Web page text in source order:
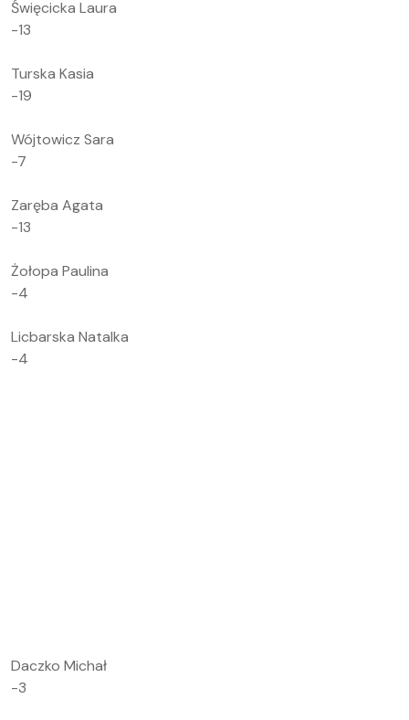
Święcicka Laura
-13
Turska Kasia
-19
Wójtowicz Sara
-7
Zaręba Agata
-13
Żołopa Paulina
-4
Licbarska Natalka
-4
Daczko Michał
-3